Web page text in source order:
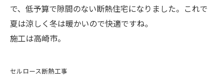
で、低予算で隙間のない断熱住宅になりました。これで
夏は涼しく冬は暖かいので快適ですね。
施工は高崎市。
セルロース断熱工事